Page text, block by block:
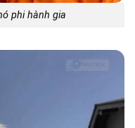
phi hành gia